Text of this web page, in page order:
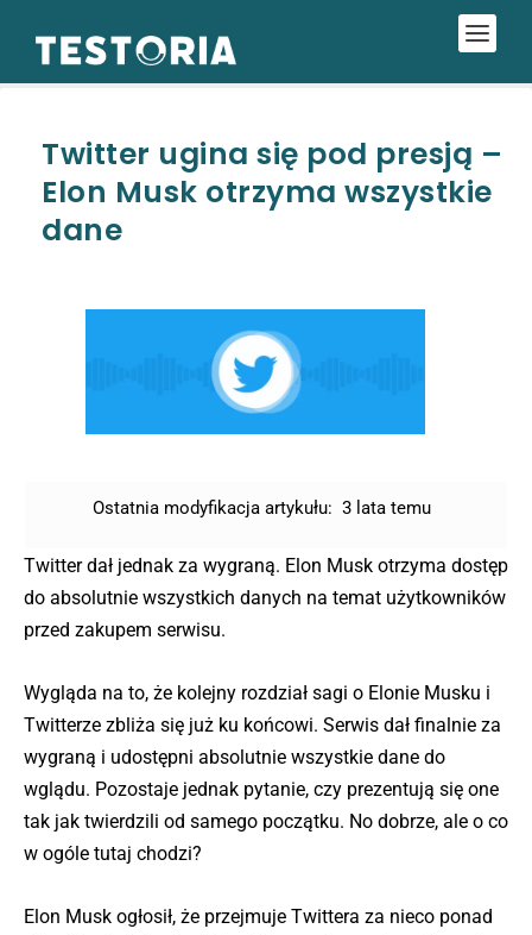
Twitter ugina się pod presją –
Elon Musk otrzyma wszystkie
dane
Ostatnia modyfikacja artykułu: 3 lata temu
Twitter dał jednak za wygraną. Elon Musk otrzyma dostęp
do absolutnie wszystkich danych na temat użytkowników
przed zakupem serwisu.
Wygląda na to, że kolejny rozdział sagi o Elonie Musku i
Twitterze zbliża się już ku końcowi. Serwis dał finalnie za
wygraną i udostępni absolutnie wszystkie dane do
wglądu. Pozostaje jednak pytanie, czy prezentują się one
tak jak twierdzili od samego początku. No dobrze, ale o co
w ogóle tutaj chodzi?
Elon Musk ogłosił, że przejmuje Twittera za nieco ponad